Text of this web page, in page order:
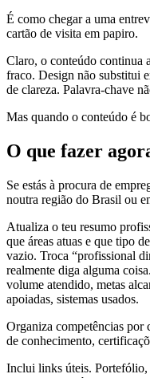
É como chegar a uma
cartão de visita em papiro.
Claro, o conteúdo continua
fraco. Design não substitui
de clareza. Palavra-chave
Mas quando o conteúdo é
O que fazer
Se estás à procura de
noutra região do Brasil ou
Atualiza o teu resumo
que áreas atuas e que tipo
vazio. Troca “profissional
realmente diga alguma
volume atendido, metas
apoiadas, sistemas usados.
Organiza competências por
de conhecimento,
Inclui links úteis.